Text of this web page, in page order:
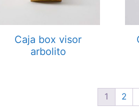
Caja box visor
arbolito
1 2